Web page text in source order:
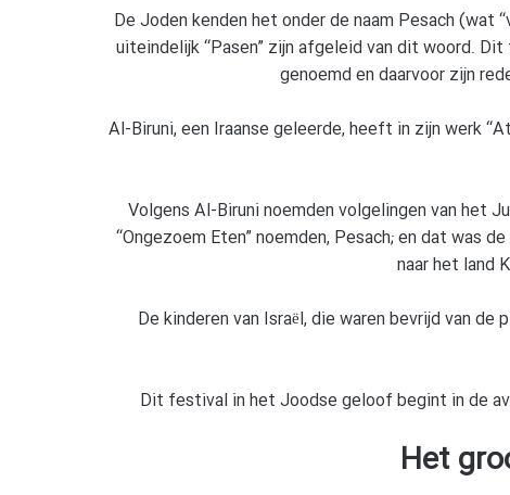
De Joden kenden het onder de naam Pesach (wat
uiteindelijk “Pasen” zijn afgeleid van dit woord.
genoemd en daarvoor zijn
Al-Biruni, een Iraanse geleerde, heeft in zijn werk
Volgens Al-Biruni noemden volgelingen van het
“Ongezoem Eten” noemden, Pesach; en dat was
naar het land
De kinderen van Israël, die waren bevrijd van de
Dit festival in het Joodse geloof begint in de
Het